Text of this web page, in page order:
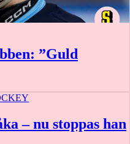
”Guld
– nu stoppas han